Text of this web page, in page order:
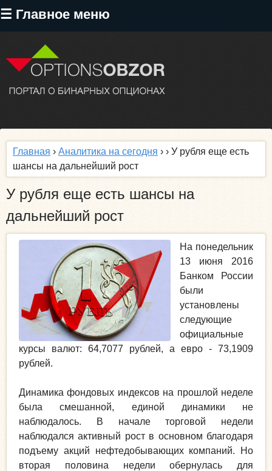
☰ Главное меню
Перейти
содержанию
Главная › Аналитика на сегодня › › У рубля еще есть
шансы на дальнейший рост
У рубля еще есть шансы на
дальнейший рост
На понедельник
13 июня 2016
Банком России
были
установлены
следующие
официальные
курсы валют: 64,7077 рублей, а евро - 73,1909
рублей.
Динамика фондовых индексов на прошлой неделе
была смешанной, единой динамики не
наблюдалось. В начале торговой недели
наблюдался активный рост в основном благодаря
подъему акций нефтедобывающих компаний. Но
вторая половина недели обернулась для